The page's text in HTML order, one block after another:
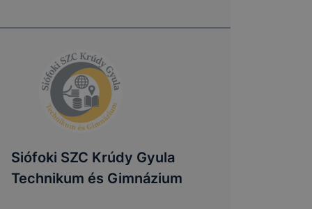
Siófoki SZC Krúdy Gyula
Technikum és Gimnázium